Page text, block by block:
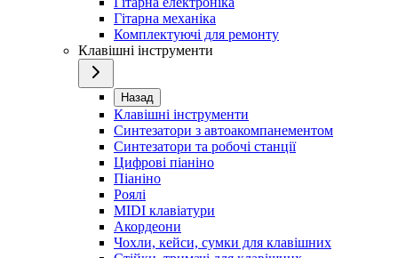
Гітарна механіка
Комплектуючі для ремонту
Клавішні інструменти
Назад
Клавішні інструменти
Синтезатори з автоакомпанементом
Синтезатори та робочі станції
Цифрові піаніно
Піаніно
Роялі
MIDI клавіатури
Акордеони
Чохли, кейси, сумки для клавішних